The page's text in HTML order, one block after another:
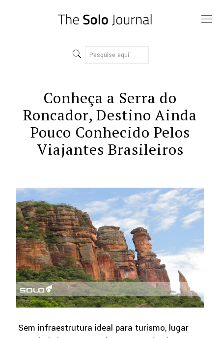
Conheça a Serra do
Roncador, Destino Ainda
Pouco Conhecido Pelos
Viajantes Brasileiros
Sem infraestrutura ideal para turismo, lugar